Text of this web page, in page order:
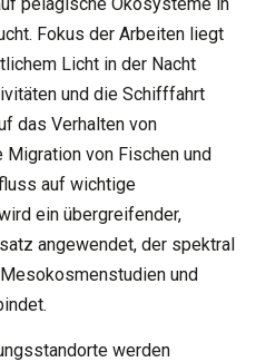
Fokus der Arbeiten liegt
Licht in der Nacht
und die Schifffahrt
das Verhalten von
von Fischen und
auf wichtige
ein übergreifender,
angewendet, der spektral
und
werden